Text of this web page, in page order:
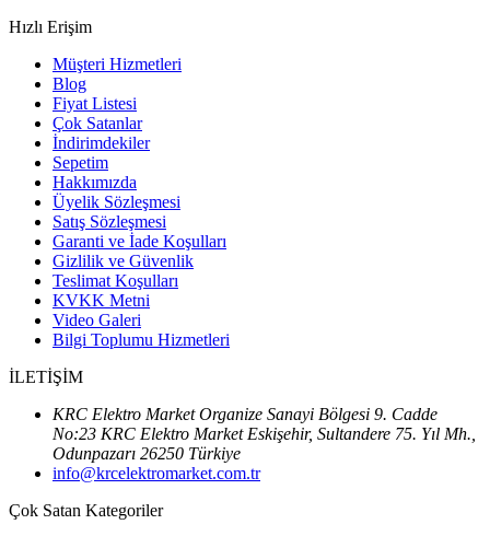
Hızlı Erişim
Müşteri Hizmetleri
Blog
Fiyat Listesi
Çok Satanlar
İndirimdekiler
Sepetim
Hakkımızda
Üyelik Sözleşmesi
Satış Sözleşmesi
Garanti ve İade Koşulları
Gizlilik ve Güvenlik
Teslimat Koşulları
KVKK Metni
Video Galeri
Bilgi Toplumu Hizmetleri
İLETİŞİM
KRC Elektro Market Organize Sanayi Bölgesi 9. Cadde
No:23 KRC Elektro Market Eskişehir, Sultandere 75. Yıl Mh.,
Odunpazarı 26250 Türkiye
info@krcelektromarket.com.tr
Çok Satan Kategoriler